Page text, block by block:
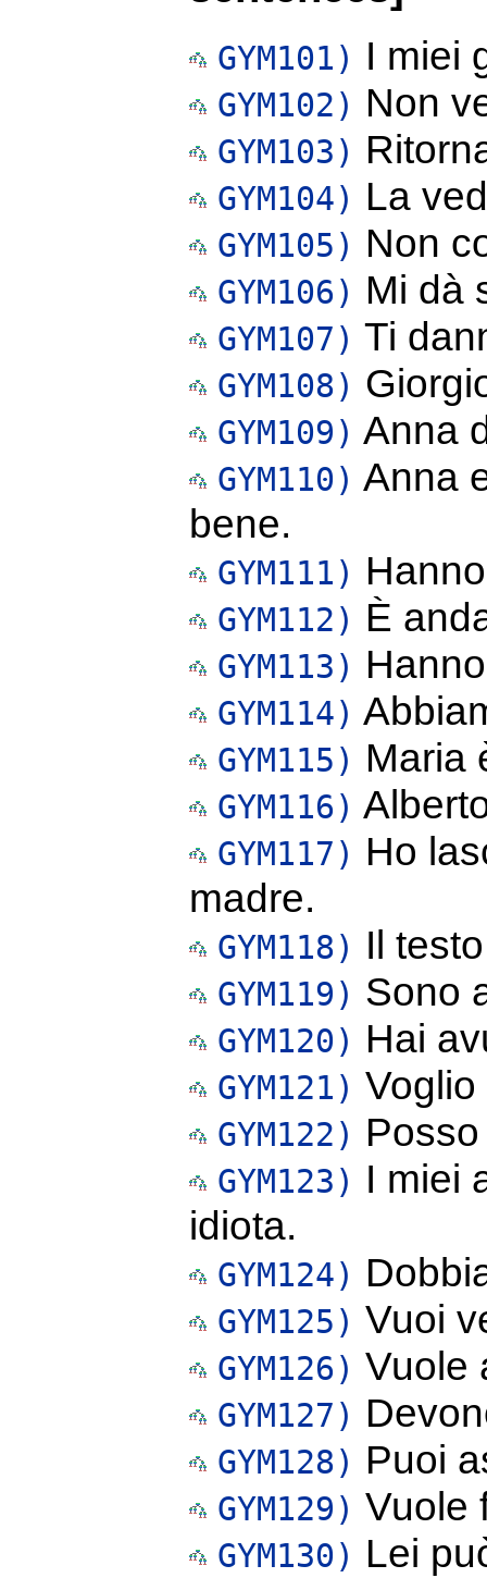
GYM101) I miei
GYM102) Non
GYM103)
GYM104) La
GYM105) Non
GYM106) Mi dà
GYM107) Ti
GYM108)
GYM109) Anna
GYM110) Anna
bene.
GYM111)
GYM112) È
GYM113)
GYM114)
GYM115) Maria
GYM116)
GYM117) Ho
madre.
GYM118) Il
GYM119) Sono
GYM120) Hai
GYM121)
GYM122)
GYM123) I miei
idiota.
GYM124)
GYM125) Vuoi
GYM126) Vuole
GYM127)
GYM128) Puoi
GYM129) Vuole
GYM130) Lei